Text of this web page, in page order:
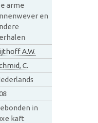
arme
en
A.W.
C.
in
kaft